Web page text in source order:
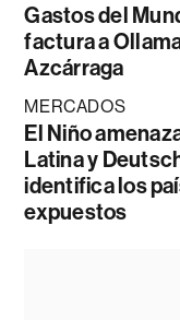
Gastos del
factura a
Azcárraga
MERCADOS
El Niño
Latina y
identifica los
expuestos